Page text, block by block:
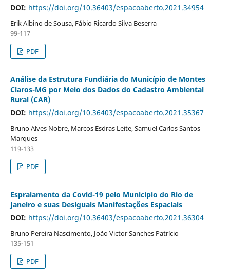
DOI: https://doi.org/10.36403/espacoaberto.2021.34954
Erik Albino de Sousa, Fábio Ricardo Silva Beserra
99-117
PDF
Análise da Estrutura Fundiária do Município de Montes
Claros-MG por Meio dos Dados do Cadastro Ambiental
Rural (CAR)
DOI: https://doi.org/10.36403/espacoaberto.2021.35367
Bruno Alves Nobre, Marcos Esdras Leite, Samuel Carlos Santos
Marques
119-133
PDF
Espraiamento da Covid-19 pelo Município do Rio de
Janeiro e suas Desiguais Manifestações Espaciais
DOI: https://doi.org/10.36403/espacoaberto.2021.36304
Bruno Pereira Nascimento, João Victor Sanches Patrício
135-151
PDF